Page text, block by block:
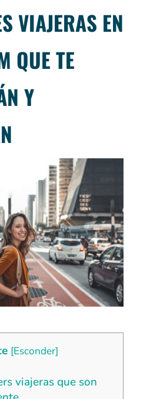
VIAJERAS EN
QUE TE
Y
[Esconder]
viajeras que son